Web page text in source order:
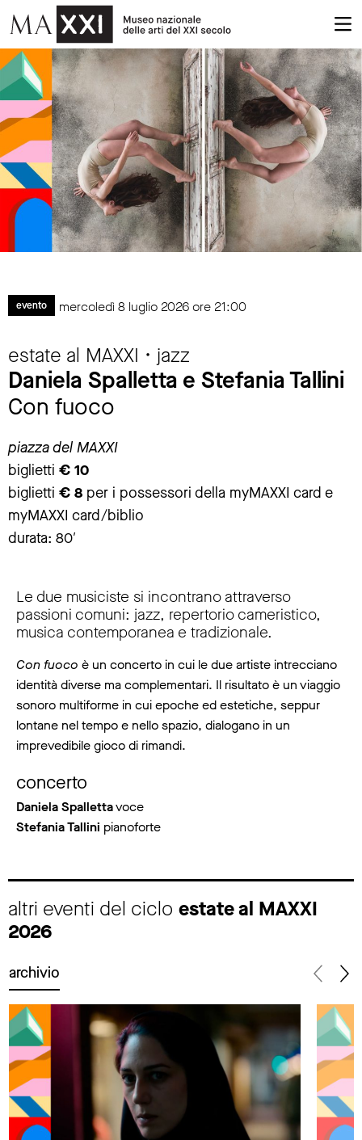
evento mercoledì 8 luglio 2026 ore 21:00
estate al MAXXI • jazz
Daniela Spalletta e Stefania Tallini
Con fuoco
piazza del MAXXI
biglietti € 10
biglietti € 8 per i possessori della myMAXXI card e
myMAXXI card/biblio
durata: 80′
Le due musiciste si incontrano attraverso
passioni comuni: jazz, repertorio cameristico,
musica contemporanea e tradizionale.
Con fuoco è un concerto in cui le due artiste intrecciano
identità diverse ma complementari. Il risultato è un viaggio
sonoro multiforme in cui epoche ed estetiche, seppur
lontane nel tempo e nello spazio, dialogano in un
imprevedibile gioco di rimandi.
concerto
Daniela Spallettavoce
Stefania Tallini pianoforte
altri eventi del ciclo estate al MAXXI
2026
archivio